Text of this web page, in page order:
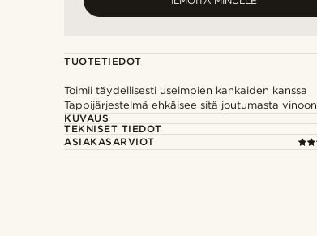
TUOTETIEDOT
Toimii täydellisesti useimpien kankaiden kanssa
Tappijärjestelmä ehkäisee sitä joutumasta vinoon
KUVAUS
TEKNISET TIEDOT
ASIAKASARVIOT